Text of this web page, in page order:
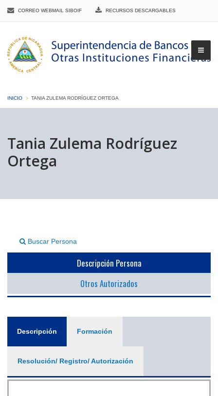
CORREO WEBMAIL SIBOIF RECURSOS DESCARGABLES
INICIO TANIA ZULEMA RODRÍGUEZ ORTEGA
Tania Zulema Rodríguez
Ortega
Buscar Persona
Descripción Persona
Otros Autorizados
Descripción (solapaFormación
Resolución/ Registro/ Autorización